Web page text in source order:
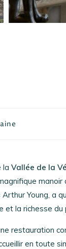
Réserver
Nos
Nos
Notre
Ecrivez-nous
la Vallée de la
Young, a
la richesse du
restauration
en toute